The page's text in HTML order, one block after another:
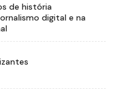
de história
digital e na